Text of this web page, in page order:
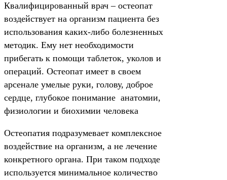
Квалифицированный врач – остеопат
воздействует на организм пациента без
использования каких-либо болезненных
методик. Ему нет необходимости
прибегать к помощи таблеток, уколов и
операций. Остеопат имеет в своем
арсенале умелые руки, голову, доброе
сердце, глубокое понимание анатомии,
физиологии и биохимии человека
Остеопатия подразумевает комплексное
воздействие на организм, а не лечение
конкретного органа. При таком подходе
используется минимальное количество